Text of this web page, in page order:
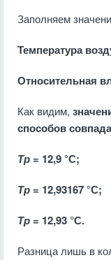
Заполняем
Температура
Относительная
Как видим,
способов
Тр = 12,9 °С;
Тр = 12,93167 °С;
Тр = 12,93 °С.
Разница лишь в